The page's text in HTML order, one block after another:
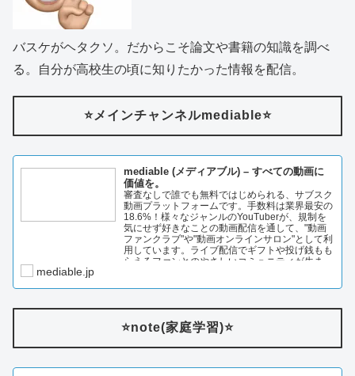
バスケがヘタクソ。だからこそ論文や書籍の知識を調べ
る。自分が高校生の頃に知りたかった情報を配信。
⭐️メインチャンネルmediable⭐️
mediable (メディアブル) – すべての動画に
価値を。
審査なしで誰でも無料ではじめられる、サブスク
動画プラットフォームです。手数料は業界最安の
18.6%！様々なジャンルのYouTuberが、規制を
気にせず好きなことの動画配信を通して、"動画
ファンクラブ"や"動画オンラインサロン"として利
用しています。ライブ配信でギフトや投げ銭もも
らえるファンとのやさしいコミュニティが生ま…
mediable.jp
⭐️note(家庭学習)⭐️